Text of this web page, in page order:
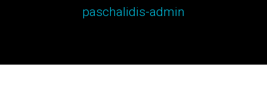
paschalidis-admin